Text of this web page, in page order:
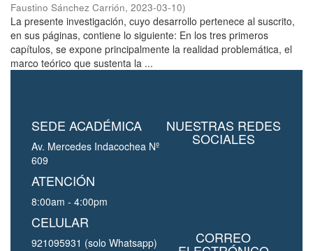
Faustino Sánchez Carrión, 2023-03-10)
La presente investigación, cuyo desarrollo pertenece al suscrito,
en sus páginas, contiene lo siguiente: En los tres primeros
capítulos, se expone principalmente la realidad problemática, el
marco teórico que sustenta la ...
SEDE ACADÉMICA
Av. Mercedes Indacochea Nº
609
ATENCIÓN
8:00am - 4:00pm
CELULAR
921095931 (solo Whatsapp)
NUESTRAS REDES
SOCIALES
CORREO